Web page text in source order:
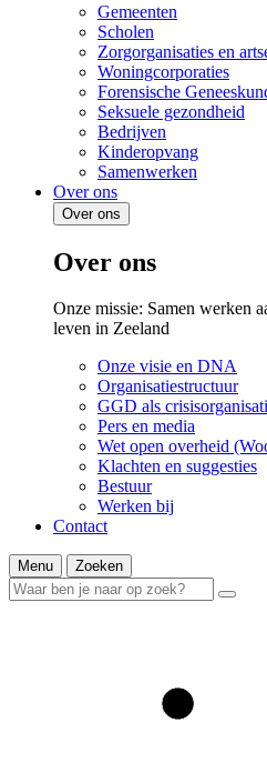
Gemeenten
Scholen
Zorgorganisaties en
Woningcorporaties
Forensische
Seksuele gezondheid
Bedrijven
Kinderopvang
Samenwerken
Over ons
Over ons
Over ons
Onze missie: Samen werken
leven in Zeeland
Onze visie en DNA
Organisatiestructuur
GGD als
Pers en media
Wet open overheid
Klachten en suggesties
Bestuur
Werken bij
Contact
Menu Zoeken